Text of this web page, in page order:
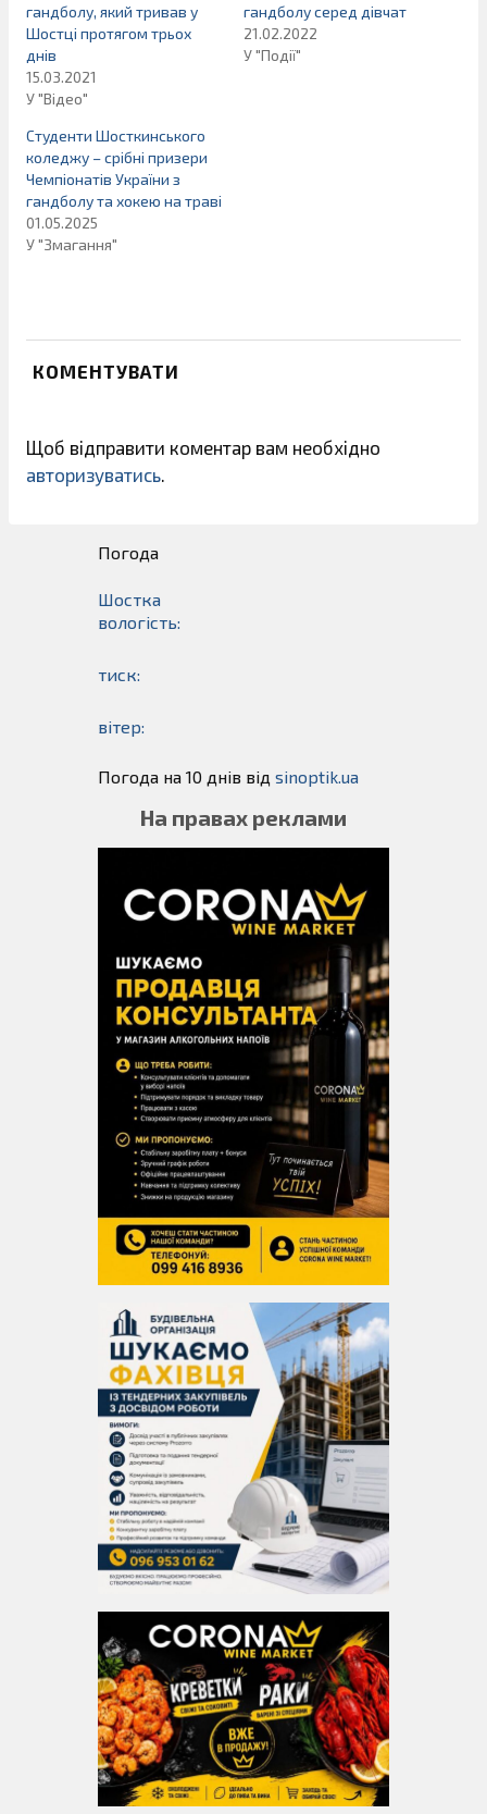
гандболу, який тривав у
Шостці протягом трьох
днів
15.03.2021
У "Відео"
гандболу серед дівчат
21.02.2022
У "Події"
Студенти Шосткинського
коледжу – срібні призери
Чемпіонатів України з
гандболу та хокею на траві
01.05.2025
У "Змагання"
КОМЕНТУВАТИ
Щоб відправити коментар вам необхідно
авторизуватись
Погода
Шостка
вологість:
тиск:
вітер:
Погода на 10 днів від sinoptik.ua
На правах реклами